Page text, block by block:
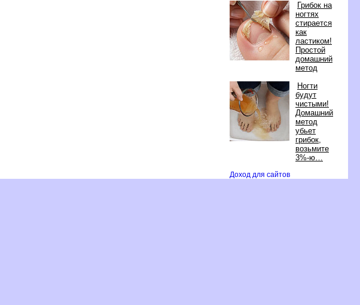
Грибок на
ногтях
стирается
как
ластиком!
Простой
домашний
метод
Ногти
удут
чистыми!
Домашний
метод
убьет
рибок,
озьмите
3%-ю
Доход для сайто